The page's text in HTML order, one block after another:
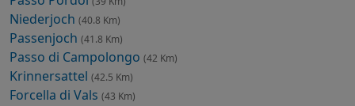
Niederjoch (40.8 Km)
Passenjoch (41.8 Km)
Passo di Campolongo (42 Km)
Krinnersattel (42.5 Km)
Forcella di Vals (43 Km)